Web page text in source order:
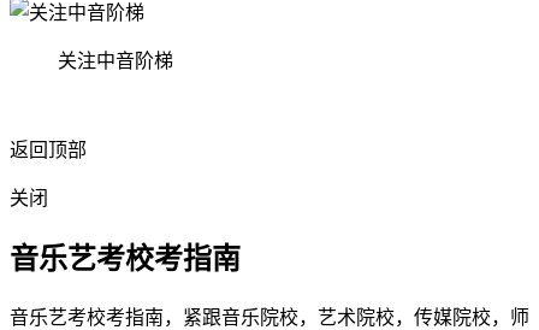
关注中音阶梯
返回顶部
关闭
音乐艺考校考指南
音乐艺考校考指南，紧跟音乐院校，艺术院校，传媒院校，师